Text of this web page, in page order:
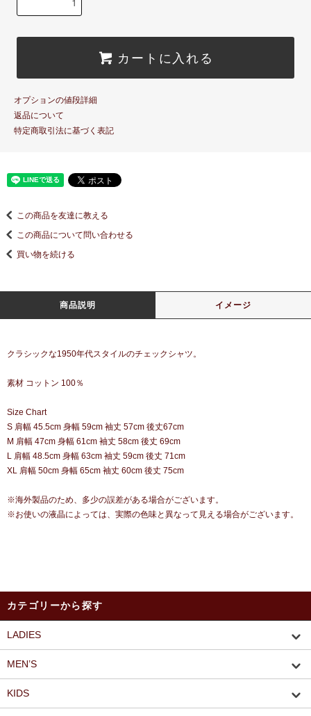
カートに入れる
オプションの値段詳細
返品について
特定商取引法に基づく表記
この商品を友達に教える
この商品について問い合わせる
買い物を続ける
商品説明 イメージ
クラシックな1950年代スタイルのチェックシャツ。
素材 コットン 100％
Size Chart
S 肩幅 45.5cm 身幅 59cm 袖丈 57cm 後丈67cm
M 肩幅 47cm 身幅 61cm 袖丈 58cm 後丈 69cm
L 肩幅 48.5cm 身幅 63cm 袖丈 59cm 後丈 71cm
XL 肩幅 50cm 身幅 65cm 袖丈 60cm 後丈 75cm
※海外製品のため、多少の誤差がある場合がございます。
※お使いの液晶によっては、実際の色味と異なって見える場合がございます。
カテゴリーから探す
LADIES
MEN’S
KIDS